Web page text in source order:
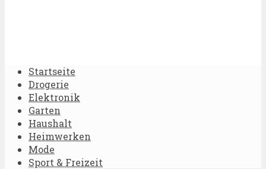
Startseite
Drogerie
Elektronik
Garten
Haushalt
Heimwerken
Mode
Sport & Freizeit